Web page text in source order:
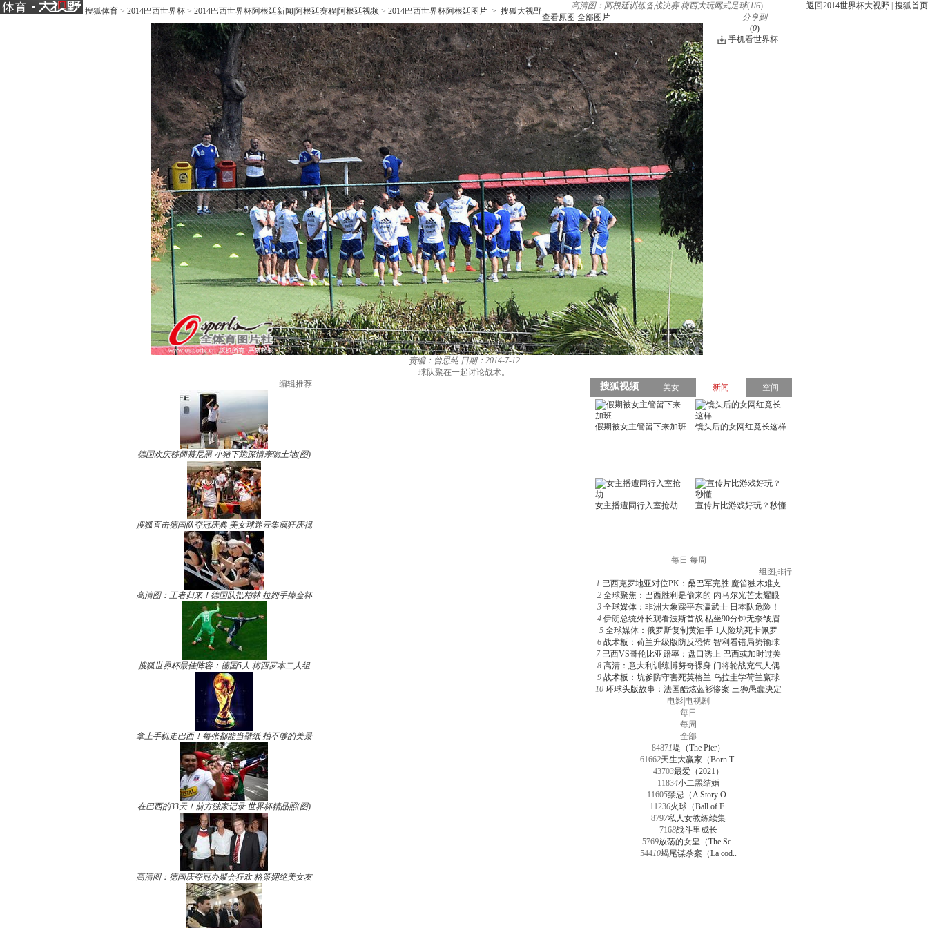
搜狐体育 > 2014巴西世界杯 > 2014巴西世界杯阿根廷新闻|阿根廷赛程|阿根廷视频 > 2014巴西世界杯阿根廷图片 > 搜狐大视野
返回2014世界杯大视野 搜狐首页
高清图：阿根廷训练备战决赛 梅西大玩网式足球(1/6)
查看原图 全部图片
分享到
(0)
手机看世界杯
责编：曾思纯 日期：2014-7-12
球队聚在一起讨论战术。
编辑推荐
德国欢庆移师慕尼黑 小猪下跪深情亲吻土地(图)
搜狐直击德国队夺冠庆典 美女球迷云集疯狂庆祝
高清图：王者归来！德国队抵柏林 拉姆手捧金杯
搜狐世界杯最佳阵容：德国5人 梅西罗本二人组
拿上手机走巴西！每张都能当壁纸 拍不够的美景
在巴西的33天！前方独家记录 世界杯精品照(图)
高清图：德国庆夺冠办聚会狂欢 格策拥绝美女友
每日 每周
组图排行
1 巴西克罗地亚对位PK：桑巴军完胜 魔笛独木难支
2 全球聚焦：巴西胜利是偷来的 内马尔光芒太耀眼
3 全球媒体：非洲大象踩平东瀛武士 日本队危险！
4 伊朗总统外长观看波斯首战 枯坐90分钟无奈皱眉
5 全球媒体：俄罗斯复制黄油手 1人险坑死卡佩罗
6 战术板：荷兰升级版防反恐怖 智利看错局势输球
7 巴西VS哥伦比亚赔率：盘口诱上 巴西或加时过关
8 高清：意大利训练博努奇裸身 门将轮战充气人偶
9 战术板：坑爹防守害死英格兰 乌拉圭学荷兰赢球
10 环球头版故事：法国酷炫蓝衫惨案 三狮愚蠢决定
电影 电视剧
每日
每周
全部
84871堤（The Pier）
61662天生大赢家（Born T..
43703最爱（2021）
11834小二黑结婚
11605禁忌（A Story O..
11236火球（Ball of F..
8797私人女教练续集
7168战斗里成长
5769放荡的女皇（The Sc..
54410蝎尾谋杀案（La cod..